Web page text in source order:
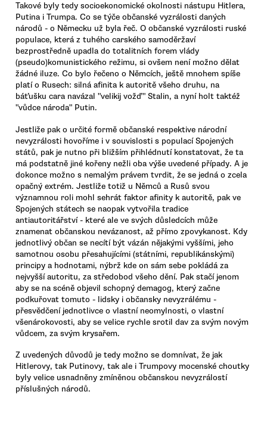
Takové byly tedy socioekonomické okolnosti nástupu Hitlera,
Putina i Trumpa. Co se týče občanské vyzrálosti daných
národů - o Německu už byla řeč. O občanské vyzrálosti ruské
populace, která z tuhého carského samoděržaví
bezprostředně upadla do totalitních forem vlády
(pseudo)komunistického režimu, si ovšem není možno dělat
žádné iluze. Co bylo řečeno o Němcích, ještě mnohem spíše
platí o Rusech: silná afinita k autoritě všeho druhu, na
báťušku cara navázal "velikij vožď" Stalin, a nyní holt taktéž
"vůdce národa" Putin.
Jestliže pak o určité formě občanské respektive národní
nevyzrálosti hovoříme i v souvislosti s populací Spojených
států, pak je nutno při bližším přihlédnutí konstatovat, že ta
má podstatně jiné kořeny nežli oba výše uvedené případy. A je
dokonce možno s nemalým právem tvrdit, že se jedná o zcela
opačný extrém. Jestliže totiž u Němců a Rusů svou
významnou roli mohl sehrát faktor afinity k autoritě, pak ve
Spojených státech se naopak vytvořila tradice
antiautoritářství - které ale ve svých důsledcích může
znamenat občanskou nevázanost, až přímo zpovykanost. Kdy
jednotlivý občan se necítí být vázán nějakými vyššími, jeho
samotnou osobu přesahujícími (státními, republikánskými)
principy a hodnotami, nýbrž kde on sám sebe pokládá za
nejvyšší autoritu, za středobod všeho dění. Pak stačí jenom
aby se na scéně objevil schopný demagog, který začne
podkuřovat tomuto - lidsky i občansky nevyzrálému -
přesvědčení jednotlivce o vlastní neomylnosti, o vlastní
všenárokovosti, aby se velice rychle srotil dav za svým novým
vůdcem, za svým krysařem.
Z uvedených důvodů je tedy možno se domnívat, že jak
Hitlerovy, tak Putinovy, tak ale i Trumpovy mocenské choutky
byly velice usnadněny zmíněnou občanskou nevyzrálostí
příslušných národů.